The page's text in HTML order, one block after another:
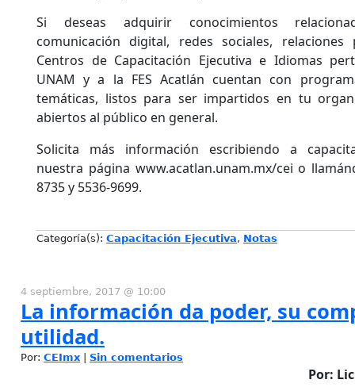
Si deseas adquirir conocimientos
comunicación digital, redes sociales,
Centros de Capacitación Ejecutiva e Idiomas
UNAM y a la FES Acatlán cuentan con
temáticas, listos para ser impartidos en tu
abiertos al público en general.
Solicita más información escribiendo a
nuestra página www.acatlan.unam.mx/cei o
8735 y 5536-9699.
Categoría(s): Capacitación Ejecutiva, Notas
4 septiembre, 2017 @ 10:00
La información da poder, su
utilidad.
Por: CEImx Sin comentarios
Por: